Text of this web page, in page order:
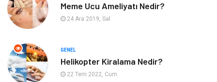
Güzellik Mobilya
Bahçe Ev Maden ve Metal
Meme Ucu Ameliyatı Nedir?
24 Ara 2019, Sal
GENEL
Helikopter Kiralama Nedir?
22 Tem 2022, Cum